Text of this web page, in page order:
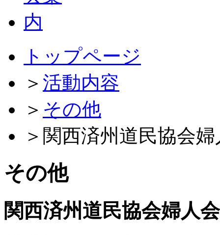
トップページ
＞ 活動内容
＞ その他
＞ 関西済州道民協会
その他
関西済州道民協会婦人